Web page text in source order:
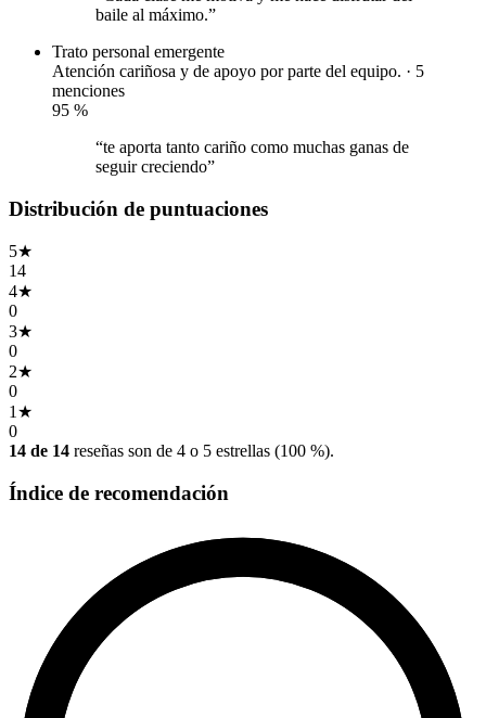
baile al máximo.”
Trato personal emergente
Atención cariñosa y de apoyo por parte del equipo. · 5
menciones
95 %
“te aporta tanto cariño como muchas ganas de
seguir creciendo”
Distribución de puntuaciones
5★
14
4★
0
3★
0
2★
0
1 ★
0
14 de 14 reseñas son de 4 o 5 estrellas (100 %).
Índice de recomendación